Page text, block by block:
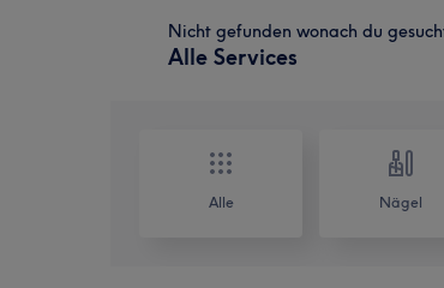
Nicht gefunden wonach du
Alle Services
Alle Nägel